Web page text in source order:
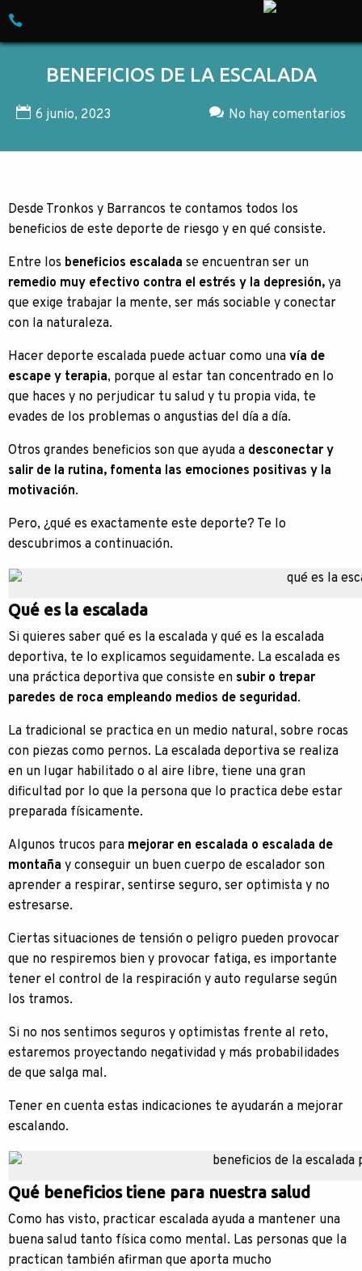
Skip to content
BENEFICIOS DE LA ESCALADA
6 junio, 2023 No hay comentarios
Desde Tronkos y Barrancos te contamos todos los
beneficios de este deporte de riesgo y en qué consiste.
Entre los beneficios escalada se encuentran ser un
remedio muy efectivo contra el estrés y la depresión, ya
que exige trabajar la mente, ser más sociable y conectar
con la naturaleza.
Hacer deporte escalada puede actuar como una vía de
escape y terapia, porque al estar tan concentrado en lo
que haces y no perjudicar tu salud y tu propia vida, te
evades de los problemas o angustias del día a día.
Otros grandes beneficios son que ayuda a desconectar y
salir de la rutina, fomenta las emociones positivas y la
motivación.
Pero, ¿qué es exactamente este deporte? Te lo
descubrimos a continuación.
Qué es la escalada
Si quieres saber qué es la escalada y qué es la escalada
deportiva, te lo explicamos seguidamente. La escalada es
una práctica deportiva que consiste en subir o trepar
paredes de roca empleando medios de seguridad.
La tradicional se practica en un medio natural, sobre rocas
con piezas como pernos. La escalada deportiva se realiza
en un lugar habilitado o al aire libre, tiene una gran
dificultad por lo que la persona que lo practica debe estar
preparada físicamente.
Algunos trucos para mejorar en escalada o escalada de
montaña y conseguir un buen cuerpo de escalador son
aprender a respirar, sentirse seguro, ser optimista y no
estresarse.
Ciertas situaciones de tensión o peligro pueden provocar
que no respiremos bien y provocar fatiga, es importante
tener el control de la respiración y auto regularse según
los tramos.
Si no nos sentimos seguros y optimistas frente al reto,
estaremos proyectando negatividad y más probabilidades
de que salga mal.
Tener en cuenta estas indicaciones te ayudarán a mejorar
escalando.
Qué beneficios tiene para nuestra salud
Como has visto, practicar escalada ayuda a mantener una
buena salud tanto física como mental. Las personas que la
practican también afirman que aporta mucho